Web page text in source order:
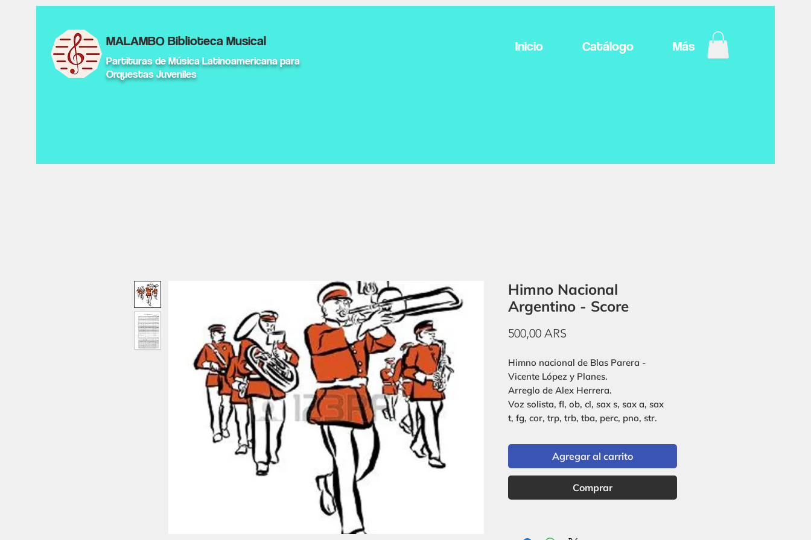
MALAMBO Biblioteca Musical
Partituras de Música Latinoamericana para
Orquestas Juveniles
Inicio Catálogo Más
Himno Nacional
Argentino - Score
500,00 ARS
Himno nacional de Blas Parera -
Vicente López y Planes.
Arreglo de Alex Herrera.
Voz solista, fl, ob, cl, sax s, sax a, sax
t, fg, cor, trp, trb, tba, perc, pno, str.
Agregar al carrito
Comprar